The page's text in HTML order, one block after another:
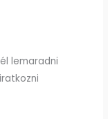
lemaradni